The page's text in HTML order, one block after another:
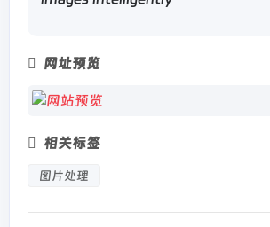
网址预览
相关标签
图片处理